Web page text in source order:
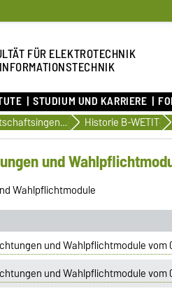
FÜR ELEKTROTECHNIK
STUDIUM UND KARRIERE
Wirtschaftsingenieurwesen für Elektrotechnik und Informationstechnik Historie B-WETIT
und
Wahlpflichtmodule
und Wahlpflichtmodule vom
und Wahlpflichtmodule vom